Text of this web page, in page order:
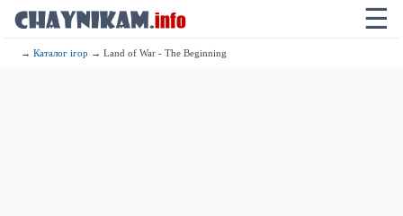
☰
→Каталог ігор → Land of War - The Beginning